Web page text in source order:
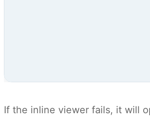
If the inline viewer fails, it will